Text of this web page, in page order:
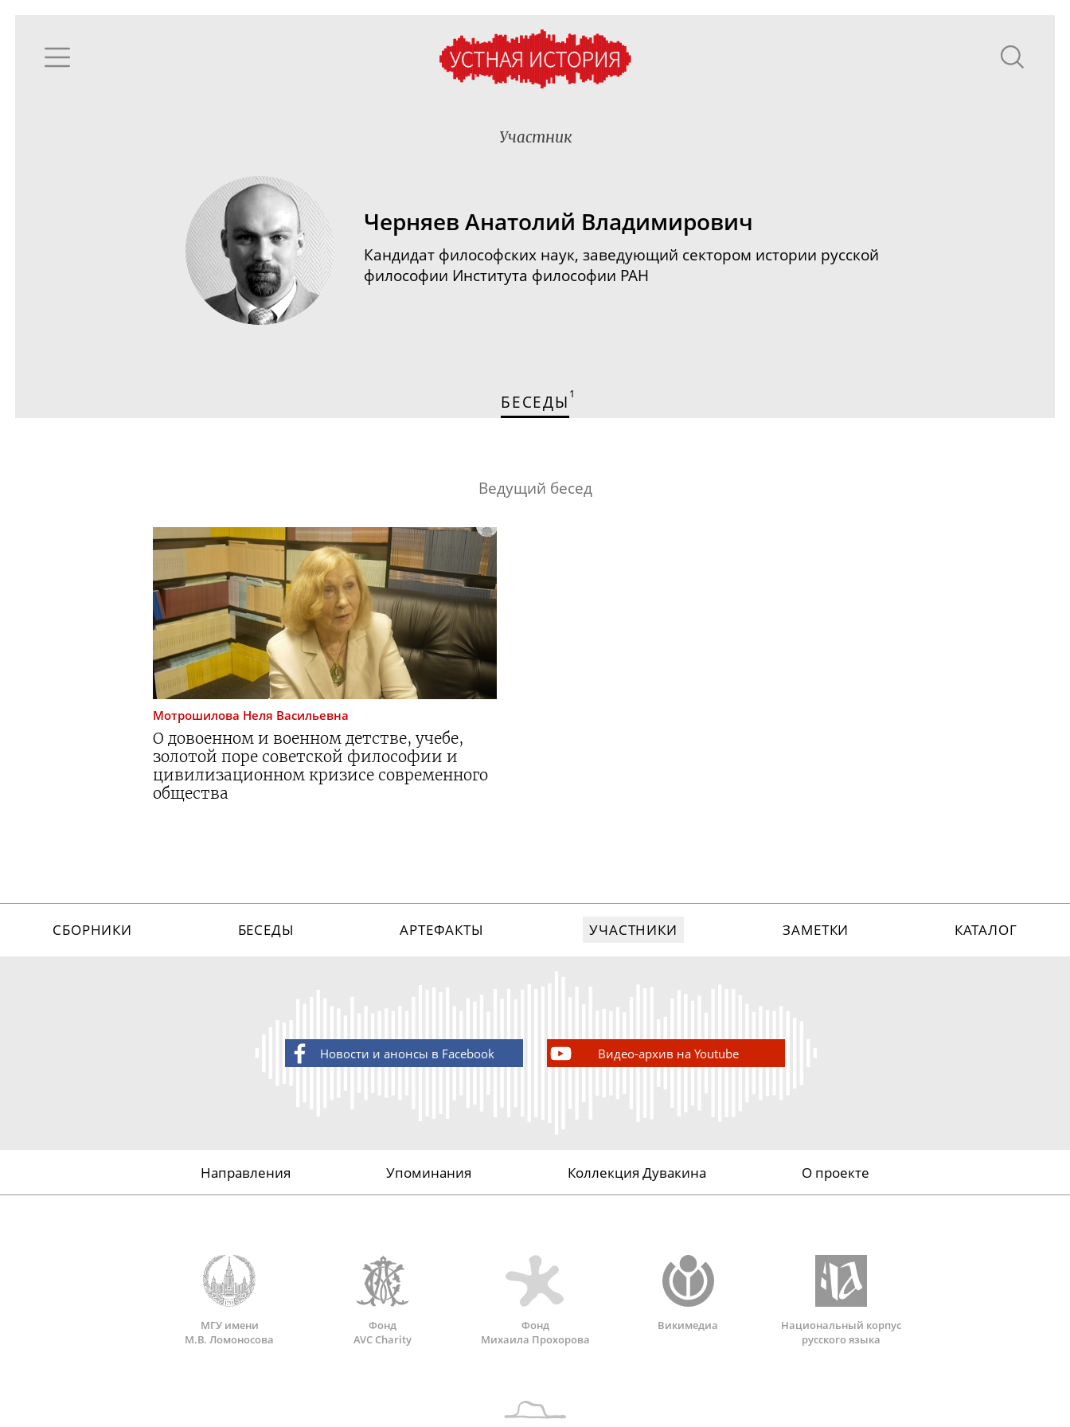
Участник
Черняев Анатолий Владимирович
Кандидат философских наук, заведующий сектором истории русской
философии Института философии РАН
БЕСЕДЫ 1
Ведущий бесед
Мотрошилова Неля Васильевна
О довоенном и военном детстве, учебе,
золотой поре советской философии и
цивилизационном кризисе современного
общества
СБОРНИКИ БЕСЕДЫ АРТЕФАКТЫ УЧАСТНИКИ ЗАМЕТКИ КАТАЛОГ
Новости и анонсы в Facebook Видео-архив на Youtube
Направления Упоминания Коллекция Дувакина О проекте
МГУ имени
М.В. Ломоносова
Фонд
AVC Charity
Фонд
Михаила Прохорова
Викимедиа
Национальный корпус
русского языка